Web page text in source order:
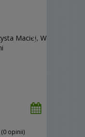
(0 opinii)